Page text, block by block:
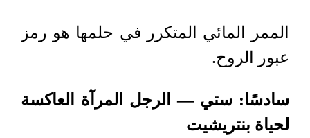
الممر المائي المتكرر في حلمها هو رمز
عبور الروح.
سادسًا: ستي — الرجل المرآة العاكسة
لحياة بنتريشيت